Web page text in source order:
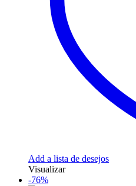
Add a lista de desejos
Visualizar
-76%